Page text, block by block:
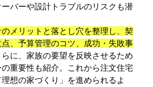
バーや設計トラブルのリスクも潜
メリットと落とし穴を整理し、契
、予算管理のコツ、成功・失敗事
らに、家族の要望を反映させるため
重要性も紹介。これから注文住宅
想の家づくり」を進められるよ